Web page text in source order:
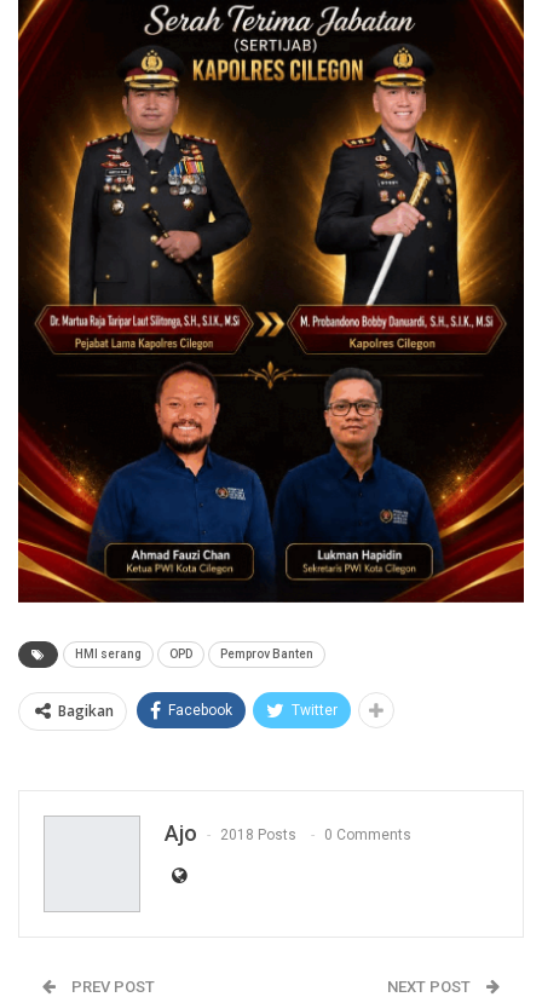
HMI serang OPD Pemprov Banten
Bagikan Facebook Twitter
Ajo 2018 Posts 0 Comments
PREV POST NEXT POST